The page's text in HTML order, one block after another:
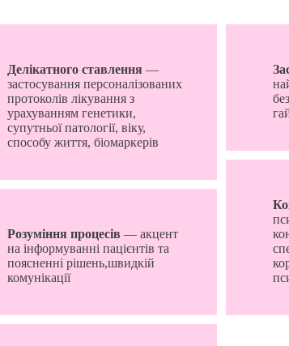
Делікатного ставлення—
застосування персоналізованих
протоколів лікування з
урахуванням генетики,
супутньої патології, віку,
способу життя, біомаркерів
Розуміння процесів — акцент
на інформуванні пацієнтів та
поясненні рішень,швидкій
комунікації